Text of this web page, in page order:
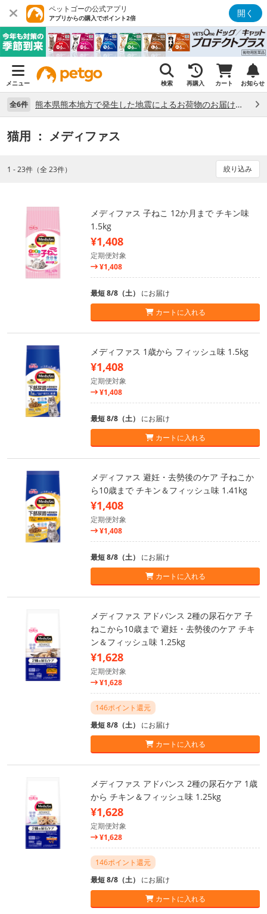
ペットゴーの公式アプリ
アプリからの購入でポイント2倍 開く
メニュー 検索 再購入 カート お知らせ
全6件 熊本県熊本地方で発生した地震によるお荷物のお届け状況について （7/28）
猫用 ： メディファス
1 - 23件（全 23件） 絞り込み
メディファス 子ねこ 12か月まで チキン味
1.5kg
¥1,408
定期便対象
¥1,408
最短 8/8（土） にお届け
カートに入れる
メディファス 1歳から フィッシュ味 1.5kg
¥1,408
定期便対象
¥1,408
最短 8/8（土） にお届け
カートに入れる
メディファス 避妊・去勢後のケア 子ねこか
ら10歳まで チキン＆フィッシュ味 1.41kg
¥1,408
定期便対象
¥1,408
最短 8/8（土） にお届け
カートに入れる
メディファス アドバンス 2種の尿石ケア 子
ねこから10歳まで 避妊・去勢後のケア チキ
ン＆フィッシュ味 1.25kg
¥1,628
定期便対象
¥1,628
146ポイント還元
最短 8/8（土） にお届け
カートに入れる
メディファス アドバンス 2種の尿石ケア 1歳
から チキン＆フィッシュ味 1.25kg
¥1,628
定期便対象
¥1,628
146ポイント還元
最短 8/8（土） にお届け
カートに入れる